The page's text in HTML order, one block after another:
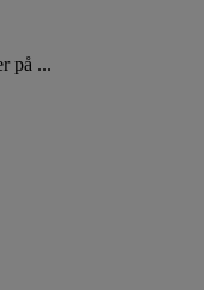
på ...